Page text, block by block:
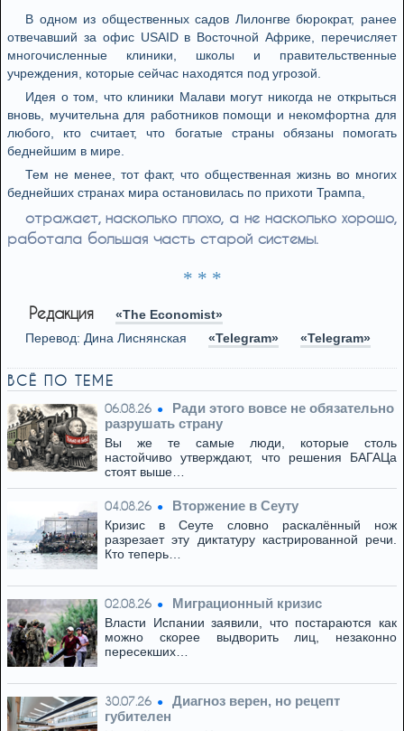
В одном из общественных садов Лилонгве бюрократ, ранее
отвечавший за офис USAID в Восточной Африке, перечисляет
многочисленные клиники, школы и правительственные
учреждения, которые сейчас находятся под угрозой.
Идея о том, что клиники Малави могут никогда не открыться
вновь, мучительна для работников помощи и некомфортна для
любого, кто считает, что богатые страны обязаны помогать
беднейшим в мире.
Тем не менее, тот факт, что общественная жизнь во многих
беднейших странах мира остановилась по прихоти Трампа,
отражает, насколько плохо, а не насколько хорошо,
работала большая часть старой системы.
* * *
Редакция
«The Economist»
Перевод: Дина Лиснянская
«Telegram» «Telegram»
ВСЁ ПО ТЕМЕ
06.08.26
Ради этого вовсе не обязательно
разрушать страну
Вы же те самые люди, которые столь
настойчиво утверждают, что решения БАГАЦа
стоят выше…
04.08.26 Вторжение в Сеуту
Кризис в Сеуте словно раскалённый нож
разрезает эту диктатуру кастрированной речи.
Кто теперь…
02.08.26 Миграционный кризис
Власти Испании заявили, что постараются как
можно скорее выдворить лиц, незаконно
пересекших…
30.07.26
Диагноз верен, но рецепт
губителен